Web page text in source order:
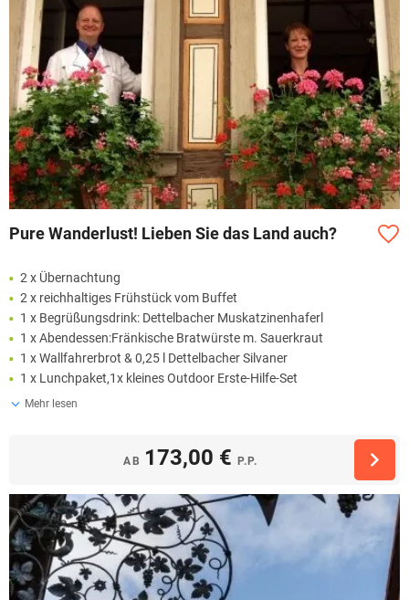
Pure Wanderlust! Lieben Sie das Land auch?
2 x Übernachtung
2 x reichhaltiges Frühstück vom Buffet
1 x Begrüßungsdrink: Dettelbacher Muskatzinenhaferl
1 x Abendessen:Fränkische Bratwürste m. Sauerkraut
1 x Wallfahrerbrot & 0,25 l Dettelbacher Silvaner
1 x Lunchpaket,1x kleines Outdoor Erste-Hilfe-Set
Mehr lesen
AB 173,00 € P.P.